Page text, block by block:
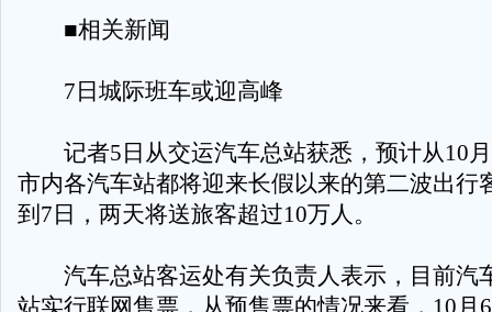
■相关新闻
7日城际班车或迎高峰
记者5日从交运汽车总站获悉，预计从10月
市内各汽车站都将迎来长假以来的第二波出行
到7日，两天将送旅客超过10万人。
汽车总站客运处有关负责人表示，目前汽
站实行联网售票，从预售票的情况来看，10月